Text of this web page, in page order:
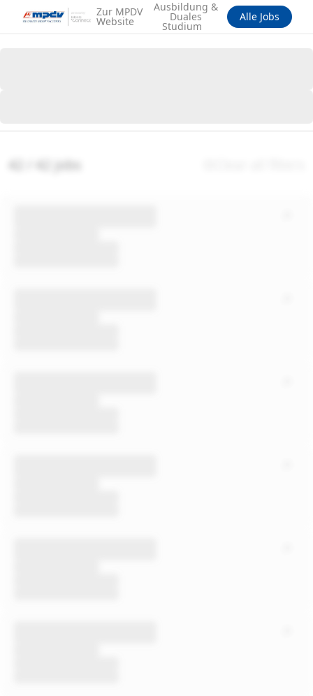
Zur MPDV
Website
Ausbildung &
Duales
Studium
Alle Jobs
42 / 42 jobs